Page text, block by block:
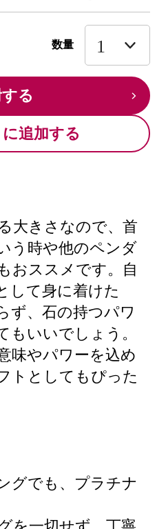
数量
る
追加する
大きさなので、首
う時や他のペンダ
おススメです。自
して身に着けた
ず、石の持つパワ
もいいでしょう。
味やパワーを込め
トとしてもぴった
グでも、プラチナ